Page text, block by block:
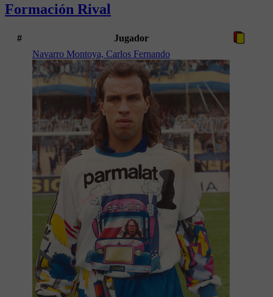
Formación Rival
#
Jugador
Navarro Montoya, Carlos Fernando